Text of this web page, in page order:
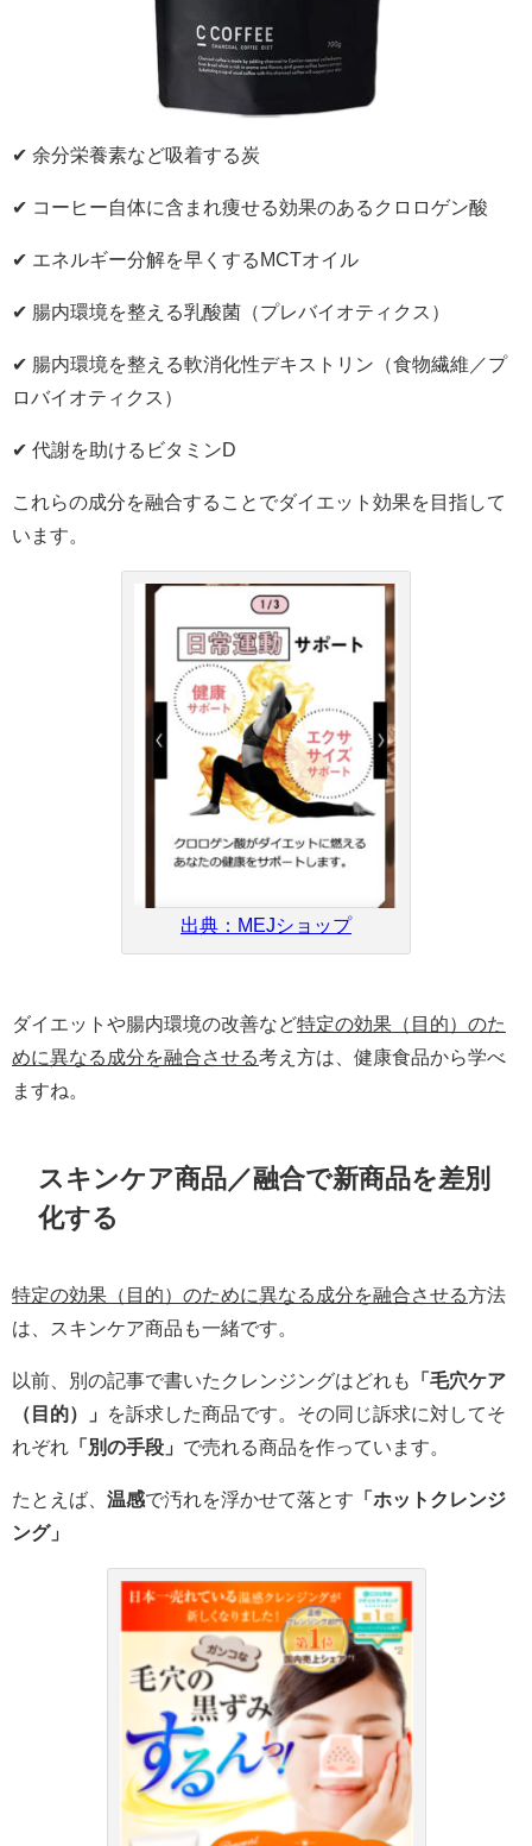
✔︎ 余分栄養素など吸着する炭
✔︎ コーヒー自体に含まれ痩せる効果のあるクロロゲン酸
✔︎ エネルギー分解を早くするMCTオイル
✔︎ 腸内環境を整える乳酸菌（プレバイオティクス）
✔︎ 腸内環境を整える軟消化性デキストリン（食物繊維／プ
ロバイオティクス）
✔︎ 代謝を助けるビタミンD
これらの成分を融合することでダイエット効果を目指して
います。
出典：MEJショップ
ダイエットや腸内環境の改善など特定の効果（目的）のた
めに異なる成分を融合させる考え方は、健康食品から学べ
ますね。
スキンケア商品／融合で新商品を差別
化する
特定の効果（目的）のために異なる成分を融合させる方法
は、スキンケア商品も一緒です。
以前、別の記事で書いたクレンジングはどれも
「毛穴ケア
（目的）」
を訴求した商品です。その同じ訴求に対してそ
れぞれ
「別の手段」 で売れる商品を作っています。
たとえば、 温感で汚れを浮かせて落とす 「ホットクレンジ
ング」